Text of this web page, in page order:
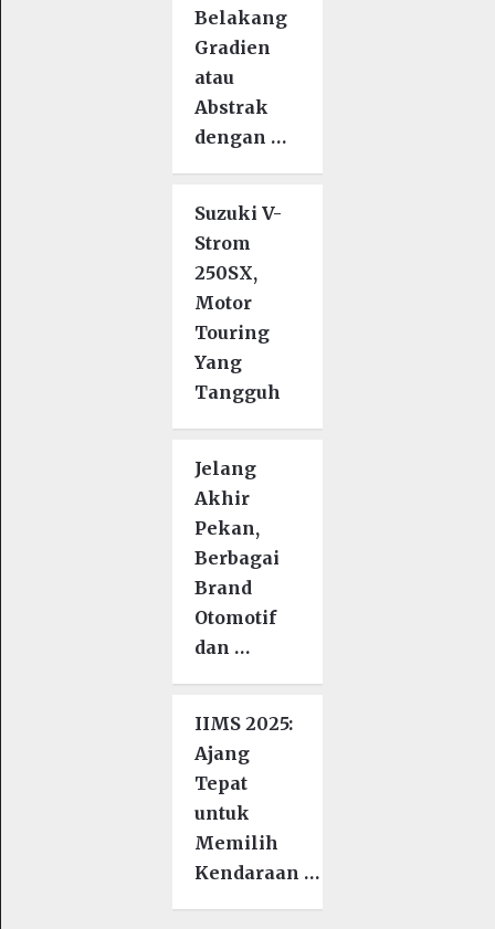
Belakang
Gradien
atau
Abstrak
dengan …
Suzuki V-
Strom
250SX,
Motor
Touring
Yang
Tangguh
Jelang
Akhir
Pekan,
Berbagai
Brand
Otomotif
dan …
IIMS 2025:
Ajang
Tepat
untuk
Memilih
Kendaraan …